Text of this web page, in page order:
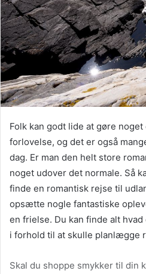
Folk kan godt lide at gøre
forlovelse, og det er også
dag. Er man den helt store
noget udover det normale. Så
finde en romantisk rejse til
opsætte nogle fantastiske
en frielse. Du kan finde alt
i forhold til at skulle planlægge
Skal du shoppe smykker til din